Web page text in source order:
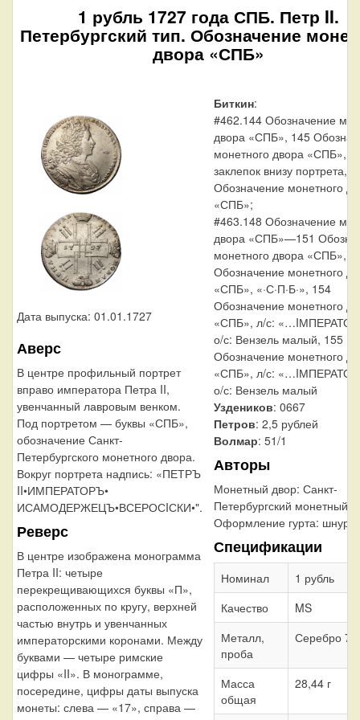
1 рубль 1727 года СПБ. Петр II.
Петербургский тип. Обозначение
двора «СПБ»
Дата выпуска: 01.01.1727
Аверс
В центре профильный портрет
вправо императора Петра II,
увенчанный лавровым венком.
Под портретом — буквы «СПБ»,
обозначение Санкт-
Петербургского монетного двора.
Вокруг портрета надпись: «ПЕТРЪ
II•ИМПЕРАТОРЪ•
ИСАМОДЕРЖЕЦЪ•ВСЕРОСIСКИ•".
Реверс
В центре изображена монограмма
Петра II: четыре
перекрещивающихся буквы «П»,
расположенных по кругу, верхней
частью внутрь и увенчанных
императорскими коронами. Между
буквами — четыре римские
цифры «II». В монограмме,
посередине, цифры даты выпуска
монеты: слева — «17», справа —
Биткин:
#462.144 Обозначение
двора «СПБ», 145
монетного двора «СПБ»,
заклепок внизу портрета,
Обозначение монетного
«СПБ»;
#463.148 Обозначение
двора «СПБ»—151
монетного двора «СПБ»,
Обозначение монетного
«СПБ», «·С·П·Б·», 154
Обозначение монетного
«СПБ», л/с:
о/с: Вензель малый, 155
Обозначение монетного
«СПБ», л/с:
о/с: Вензель малый
Уздеников: 0667
Петров: 2,5 рублей
Волмар: 51/1
Авторы
Монетный двор: Санкт-
Петербургский монетный
Оформление гурта: шнур
Спецификации
Номинал
1 рубль
Качество
MS
Металл,
проба
Серебро
Масса
общая
28,44 г